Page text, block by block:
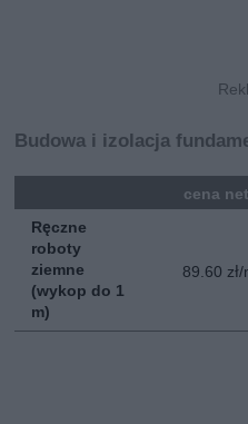
Budowa i izolacja
cena
Ręczne
roboty
ziemne
(wykop do 1
m)
89.60 zł/